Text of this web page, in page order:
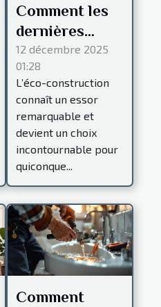
Comment les
dernières
innovations en
éco-
construction
peuvent
transformer
votre habitat ?
12 décembre 2025
01:28
L’éco-construction
connaît un essor
remarquable et
devient un choix
incontournable pour
quiconque...
Comment